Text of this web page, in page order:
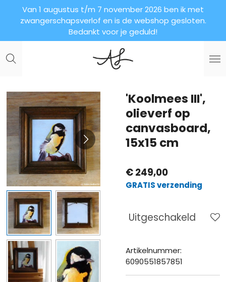
direct
de
hoofdinhoud
Van 1 augustus t/m 7 november 2026 ben ik met
zwangerschapsverlof en is de webshop gesloten.
Bedankt voor je geduld!
'Koolmees III',
olieverf op
canvasboard,
15x15 cm
€ 249,00
GRATIS verzending
Uitgeschakeld
Artikelnummer:
6090551857851